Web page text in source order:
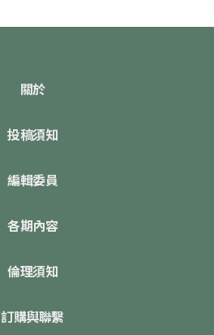
關於
投稿須知
編輯委員
各期內容
倫理須知
訂購與聯繫